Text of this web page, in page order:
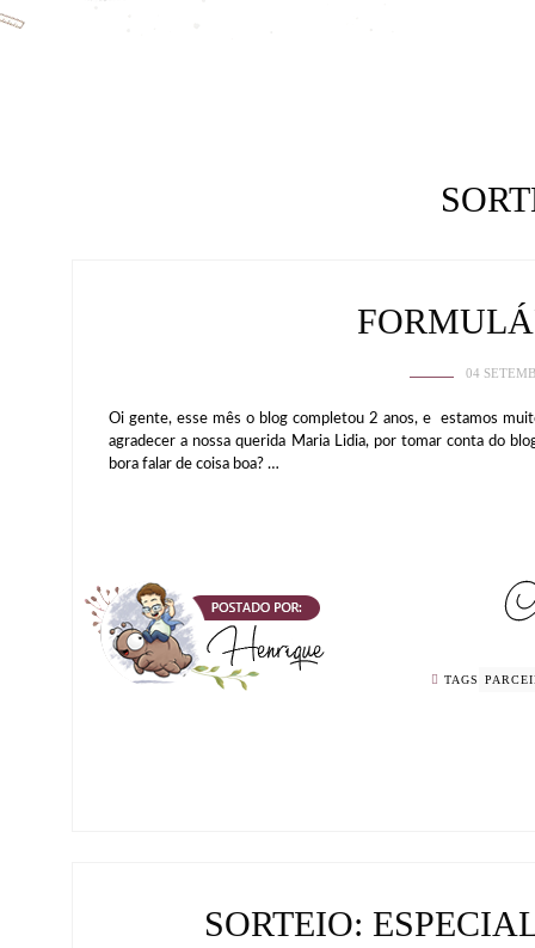
04
Oi gente, esse mês o blog completou 2 anos, e estamos
agradecer a nossa querida Maria Lidia, por tomar conta do
bora falar de coisa boa? …
TAGS
SORTEIO: